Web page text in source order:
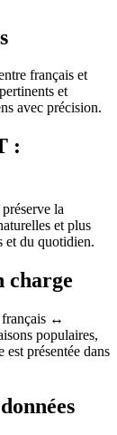
français et
et
avec précision.
:
la
et plus
et du quotidien.
charge
français ↔
populaires,
présentée dans